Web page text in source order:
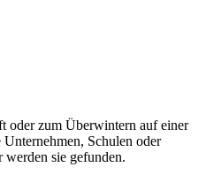
oder zum Überwintern auf einer
Schulen oder
werden sie gefunden.